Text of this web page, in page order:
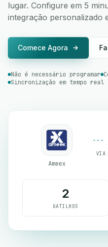
lugar. Configure em 5
integração personalizado
Comece Agora
Não é necessário programar
Sincronização em tempo real
Ameex
VIA
2
GATILHOS